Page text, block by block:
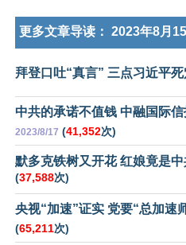
更多文章导读： 2023年8月
拜登口吐“真言” 三点习近平
中共的承诺不值钱 中融国际
2023/8/17 (41,352次)
默多克铁树又开花 红娘竟是
(37,588次)
央视“加速”证实 党要“总加速
(65,211次)